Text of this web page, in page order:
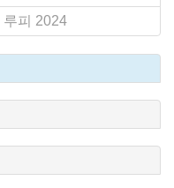
루피 2024